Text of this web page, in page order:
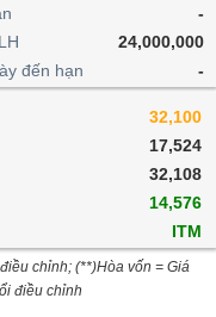
-
24,000,000
đến hạn
-
32,100
17,524
32,108
14,576
ITM
chỉnh; (**)Hòa vốn = Giá
điều chỉnh